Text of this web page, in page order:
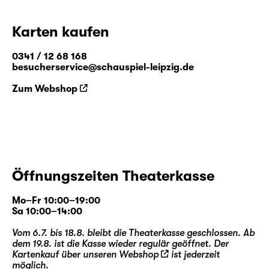
den Spiegeln“. Weit mehr als eine
Fortsetzung, entführt die Geschichte in eine
Welt voller Paradoxien, logisch-
skurriler Zeitgenossen.
nun zum mittlerweile neunten Streich aus —
und beleuchten eine der ganz großen Figuren
der Kinder- und Weltliteratur von ihrer zu
Unrecht unbekannteren (Spiegel-)Seite.
Karten kaufen
0341 / 12 68 168
besucherservice@schauspiel-leipzig.de
Zum Webshop
Öffnungszeiten Theaterkasse
Mo–Fr 10:00–19:00
Sa 10:00–14:00
Vom 6.7. bis 18.8. bleibt die Theaterkasse geschlossen. Ab
dem 19.8. ist die Kasse wieder regulär geöffnet. Der
Kartenkauf über unseren Webshop
ist jederzeit
möglich.